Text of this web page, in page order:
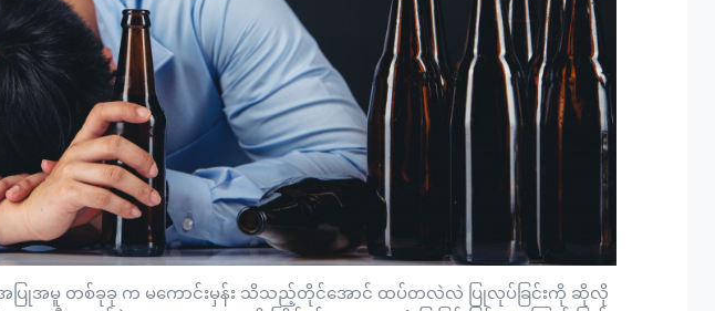
အပြုအမူ တစ်ခုခု က မကောင်းမှန်း သိသည့်တိုင်အောင် ထပ်တလဲလဲ ပြုလုပ်ခြင်းကို ဆိုလို